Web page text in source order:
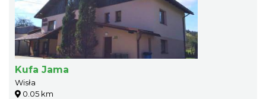
Kufa Jama
Wisła
0.05 km